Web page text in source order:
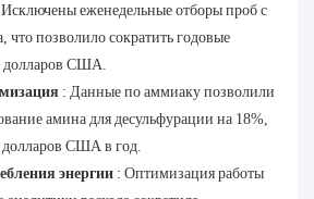
еженедельные отборы проб с
что позволило сократить годовые
долларов США.
: Данные по аммиаку позволили
амина для десульфурации на 18%,
долларов США в год.
энергии : Оптимизация работы